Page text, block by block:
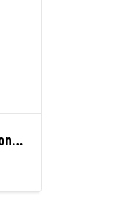
Accu + Lader 7,4V 2,2Ah Ion/Electron/Progress/Unite